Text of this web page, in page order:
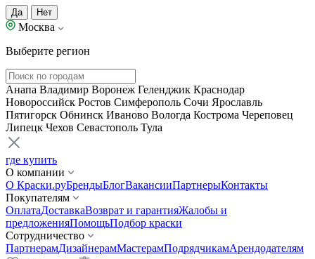
Да Нет
Москва
Выберите регион
Анапа Владимир Воронеж Геленджик Краснодар
Новороссийск Ростов Симферополь Сочи Ярославль
Пятигорск Обнинск Иваново Вологда Кострома Череповец
Липецк Чехов Севастополь Тула
где купить
О компании
О Краски.руБрендыБлогВакансииПартнерыКонтакты
Покупателям
ОплатаДоставкаВозврат и гарантияЖалобы и
предложенияПомощьПодбор краски
Сотрудничество
ПартнерамДизайнерамМастерамПодрядчикамАрендодателям